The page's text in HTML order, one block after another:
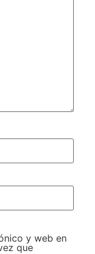
y web en
que